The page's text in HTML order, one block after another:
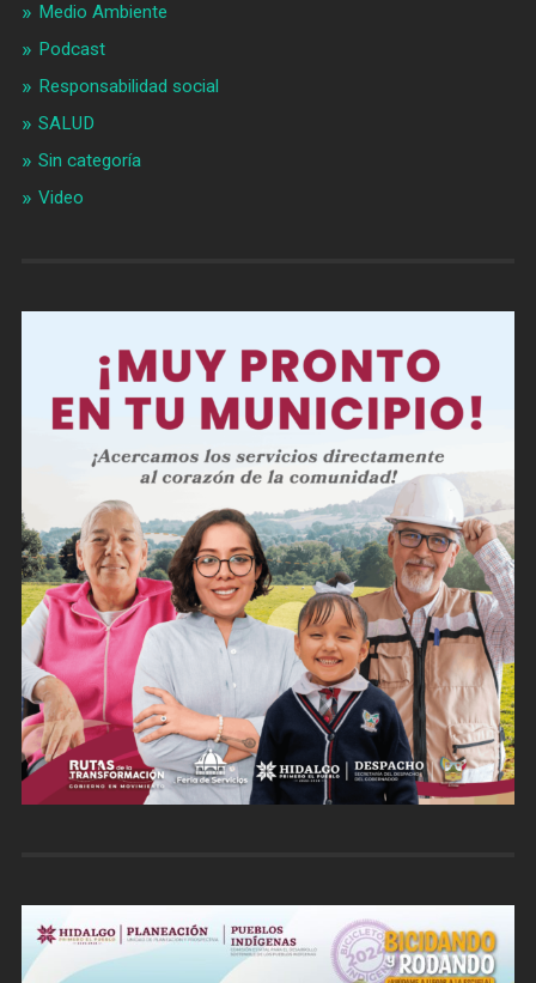
Medio Ambiente
Podcast
Responsabilidad social
SALUD
Sin categoría
Video